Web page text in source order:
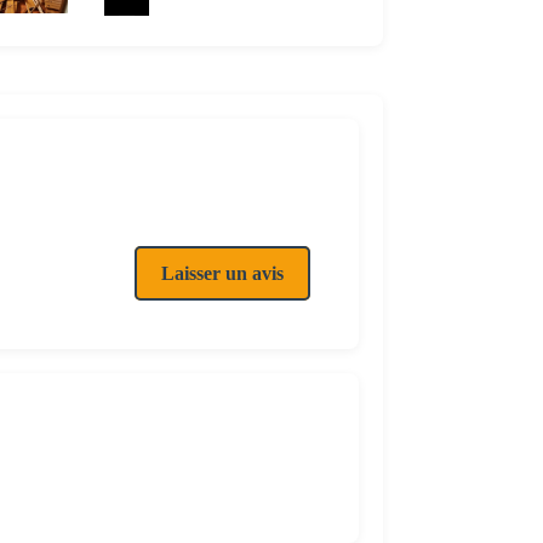
Laisser un avis